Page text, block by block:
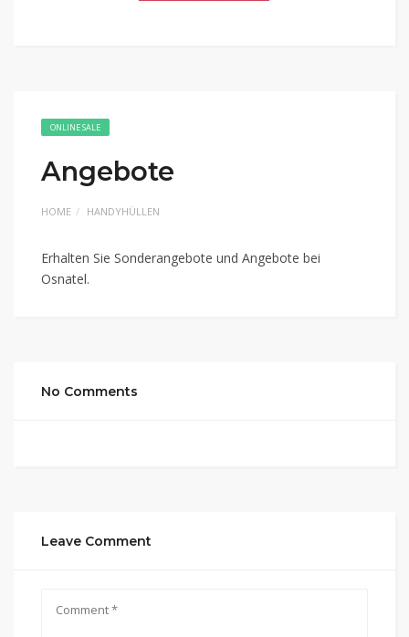
ONLINE SALE
Angebote
HOME HANDYHÜLLEN
Erhalten Sie Sonderangebote und Angebote bei
Osnatel.
No Comments
Leave Comment